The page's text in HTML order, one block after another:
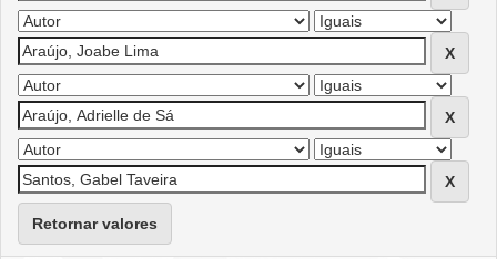
Retornar valores